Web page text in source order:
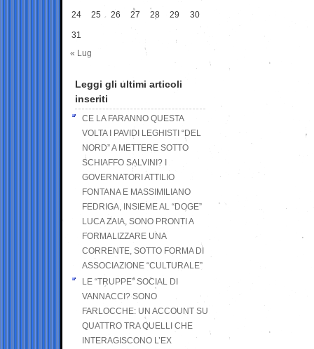
24 25 26 27 28 29 30
31
« Lug
Leggi gli ultimi articoli
inseriti
CE LA FARANNO QUESTA
VOLTA I PAVIDI LEGHISTI “DEL
NORD” A METTERE SOTTO
SCHIAFFO SALVINI? I
GOVERNATORI ATTILIO
FONTANA E MASSIMILIANO
FEDRIGA, INSIEME AL “DOGE”
LUCA ZAIA, SONO PRONTI A
FORMALIZZARE UNA
CORRENTE, SOTTO FORMA DI
ASSOCIAZIONE “CULTURALE”
LE “TRUPPE” SOCIAL DI
VANNACCI? SONO
FARLOCCHE: UN ACCOUNT SU
QUATTRO TRA QUELLI CHE
INTERAGISCONO L’EX